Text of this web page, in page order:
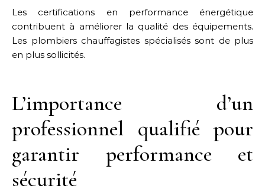
Les certifications en performance énergétique
contribuent à améliorer la qualité des équipements.
Les plombiers chauffagistes spécialisés sont de plus
en plus sollicités.
L’importance d’un
professionnel qualifié pour
garantir performance et
sécurité